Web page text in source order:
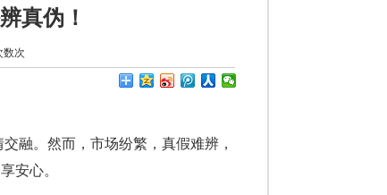
真伪！
数次
融。然而，市场纷繁，真假难辨，
安心。